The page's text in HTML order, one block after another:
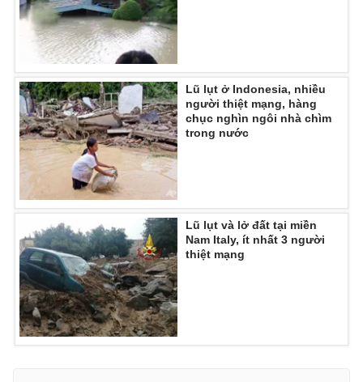
Lũ lụt ở Indonesia, nhiều
người thiệt mạng, hàng
chục nghìn ngôi nhà chìm
trong nước
Lũ lụt và lở đất tại miền
Nam Italy, ít nhất 3 người
thiệt mạng